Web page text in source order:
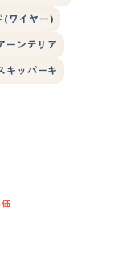
(ワイヤー)
ーンテリア
キッパーキ